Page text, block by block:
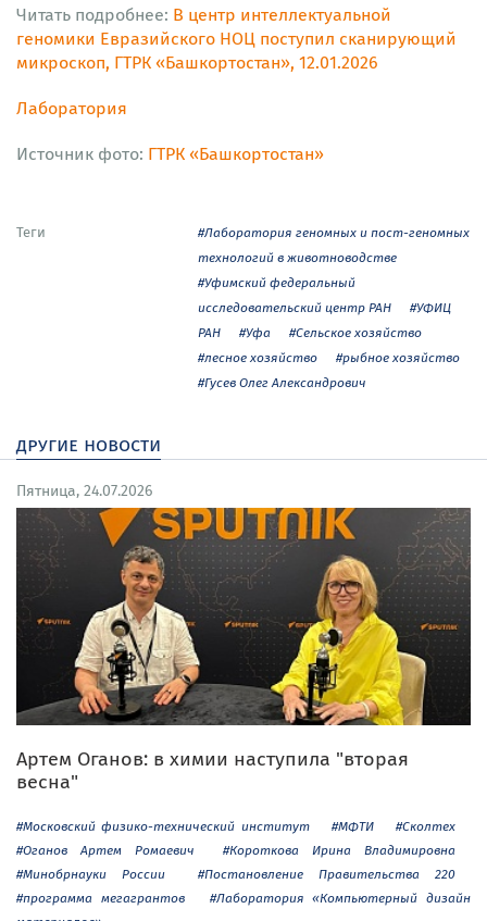
Читать подробнее: В центр интеллектуальной
геномики Евразийского НОЦ поступил сканирующий
микроскоп, ГТРК «Башкортостан», 12.01.2026
Лаборатория
Источник фото: ГТРК «Башкортостан»
Теги
#Лаборатория геномных и пост-геномных
технологий в животноводстве
#Уфимский федеральный
исследовательский центр РАН
#УФИЦ
РАН
#Уфа
#Сельское хозяйство
#лесное хозяйство
#рыбное хозяйство
#Гусев Олег Александрович
другие новости
Пятница, 24.07.2026
Артем Оганов: в химии наступила "вторая
весна"
#Московский физико-технический институт #МФТИ
#Сколтех
#Оганов Артем Ромаевич
#Короткова Ирина Владимировна
#Минобрнауки России
#Постановление Правительства 220
#программа мегагрантов
#Лаборатория «Компьютерный дизайн